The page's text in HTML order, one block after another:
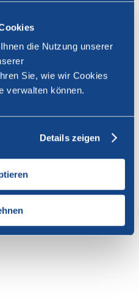
die Nutzung unserer
Sie, wie wir Cookies
verwalten können.
Details zeigen
vous pouvez vous
et le mot de passe pour
vous pouvez demander par e-mail
.